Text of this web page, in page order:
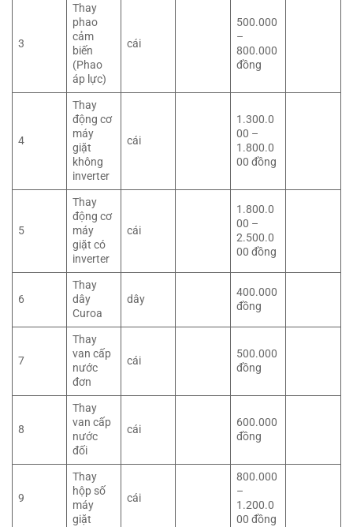
3
Thay
phao
cảm
biến
(Phao
áp lực)
cái
500.000
–
800.000
đồng
4
Thay
động cơ
máy
giặt
không
inverter
cái
1.300.0
00 –
1.800.0
00 đồng
5
Thay
động cơ
máy
giặt có
inverter
cái
1.800.0
00 –
2.500.0
00 đồng
6
Thay
dây
Curoa
dây
400.000
đồng
7
Thay
van cấp
nước
đơn
cái
500.000
đồng
8
Thay
van cấp
nước
đối
cái
600.000
đồng
9
Thay
hộp số
máy
giặt
cái
800.000
–
1.200.0
00 đồng